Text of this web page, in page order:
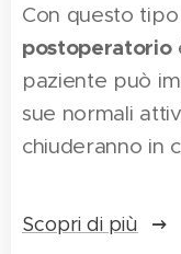
Con questo
postoperatorio
paziente può
sue normali
chiuderanno in
Scopri di più